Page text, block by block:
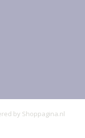
by Shoppagina.nl